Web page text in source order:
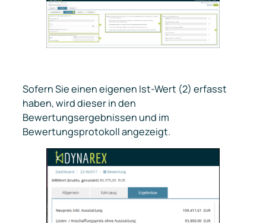
Sofern Sie einen eigenen Ist-Wert (2) erfasst
haben, wird dieser in den
Bewertungsergebnissen und im
Bewertungsprotokoll angezeigt.